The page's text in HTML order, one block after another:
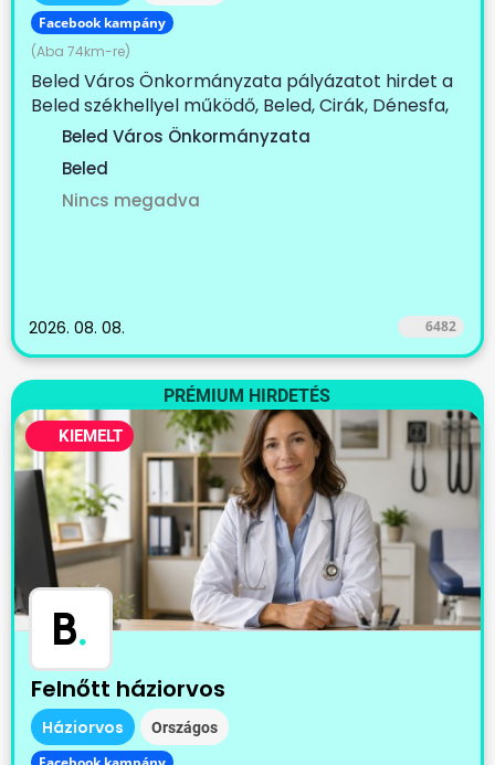
Facebook kampány
(Aba 74km-re)
Beled Város Önkormányzata pályázatot hirdet a
Beled székhellyel működő, Beled, Cirák, Dénesfa,
Edve,...Beled Város Önkormányzata
Beled
Nincs megadva
2026. 08. 08. 6482
PRÉMIUM HIRDETÉS
KIEMELT
B.
Felnőtt háziorvos
Háziorvos Országos